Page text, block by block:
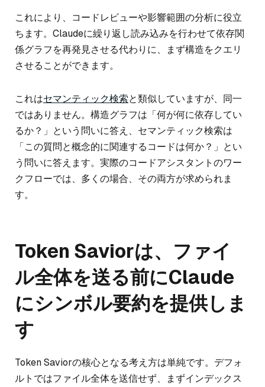
これにより、コードレビューや影響範囲の分析に役立
ちます。Claudeに繰り返し読み込みを行わせて依存関
係グラフを再発見させる代わりに、まず構造をクエリ
させることができます。
これはセマンティック検索と類似していますが、同一
ではありません。構造グラフは「何が何に依存してい
るか？」という問いに答え、セマンティック検索は
「この質問と概念的に関連するコードは何か？」とい
う問いに答えます。実際のコードアシスタントのワー
クフローでは、多くの場合、その両方が求められま
す。
Token Saviorは、ファイ
ル全体を送る前にClaude
にシンボル要約を提供しま
す
Token Saviorの核心となる考え方は単純です。デフォ
ルトではファイル全体を送信せず、まずインデックス